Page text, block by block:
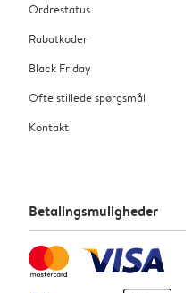
Ordrestatus
Rabatkoder
Black Friday
Ofte stillede spørgsmål
Kontakt
Betalingsmuligheder